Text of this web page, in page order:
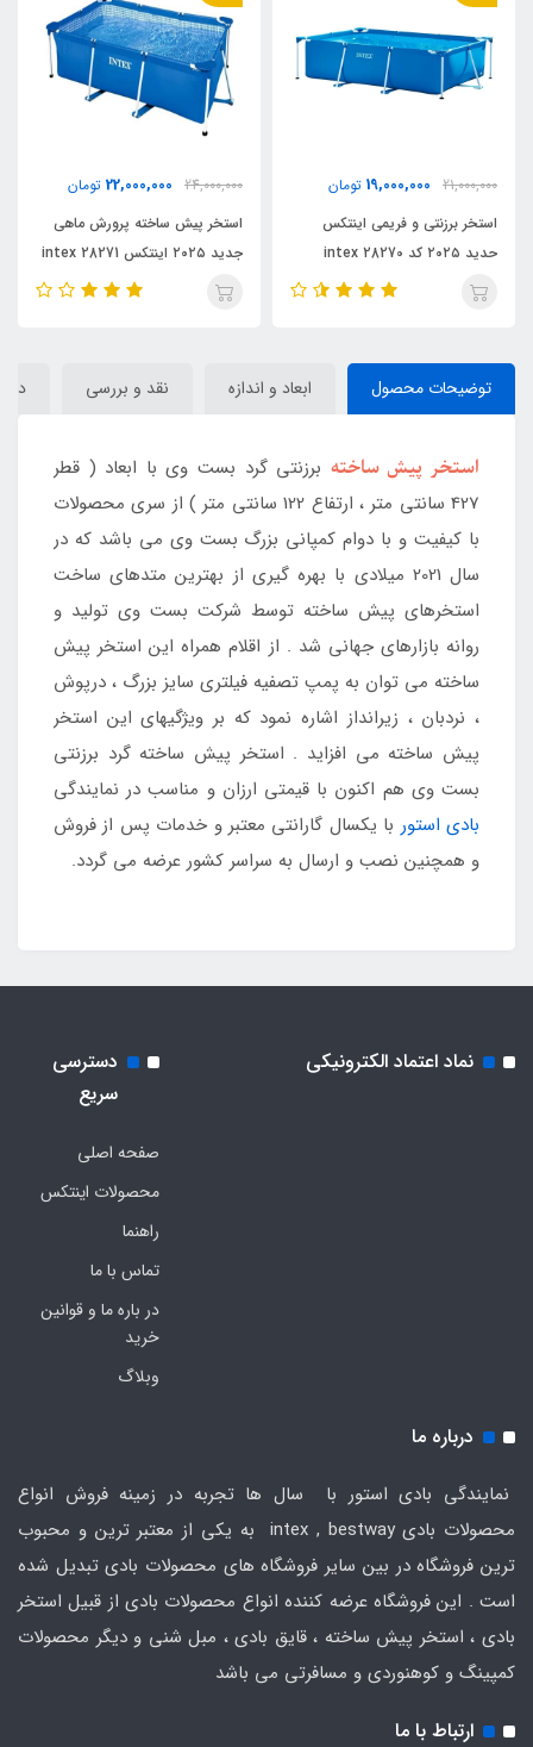
21,000,000
19,000,000 تومان
استخر برزنتی و فریمی اینتکس
حدید ۲۰۲۵ کد intex 28270
24,000,000
22,000,000 تومان
استخر پیش ساخته پرورش ماهی
جدید ۲۰۲۵ اینتکس intex 28271
توضیحات محصول ابعاد و اندازه نقد و بررسی
استخر پیش ساخته برزنتی گرد بست وی با ابعاد ( قطر
427 سانتی متر ، ارتفاع 122 سانتی متر ) از سری محصولات
با کیفیت و با دوام کمپانی بزرگ بست وی می باشد که در
سال 2021 میلادی با بهره گیری از بهترین متدهای ساخت
استخرهای پیش ساخته توسط شرکت بست وی تولید و
روانه بازارهای جهانی شد . از اقلام همراه این استخر پیش
ساخته می توان به پمپ تصفیه فیلتری سایز بزرگ ، درپوش
، نردبان ، زیرانداز اشاره نمود که بر ویژگیهای این استخر
پیش ساخته می افزاید . استخر پیش ساخته گرد برزنتی
بست وی هم اکنون با قیمتی ارزان و مناسب در نمایندگی
بادی استور با یکسال گارانتی معتبر و خدمات پس از فروش
و همچنین نصب و ارسال به سراسر کشور عرضه می گردد.
نماد اعتماد الکترونیکی
دسترسی
سریع
صفحه اصلی
محصولات اینتکس
راهنما
تماس با ما
در باره ما و قوانین
خرید
وبلاگ
درباره ما
نمایندگی بادی استور با سال ها تجربه در زمینه فروش انواع
محصولات بادی intex , bestway به یکی از معتبر ترین و محبوب
ترین فروشگاه در بین سایر فروشگاه های محصولات بادی تبدیل شده
است . این فروشگاه عرضه کننده انواع محصولات بادی از قبیل استخر
بادی ، استخر پیش ساخته ، قایق بادی ، مبل شنی و دیگر محصولات
کمپینگ و کوهنوردی و مسافرتی می باشد
ارتباط با ما